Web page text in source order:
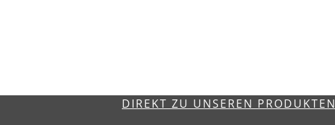
DIREKT ZU UNSEREN PRODUKTEN